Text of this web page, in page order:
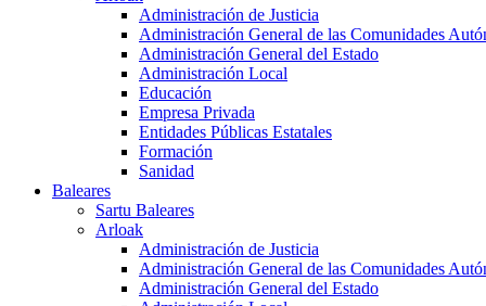
Administración de Justicia
Administración General de las Comunidades
Administración General del Estado
Administración Local
Educación
Empresa Privada
Entidades Públicas Estatales
Formación
Sanidad
Baleares
Sartu Baleares
Arloak
Administración de Justicia
Administración General de las Comunidades
Administración General del Estado